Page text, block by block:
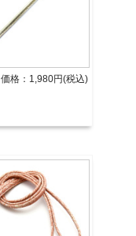
価格：1,980円(税込)